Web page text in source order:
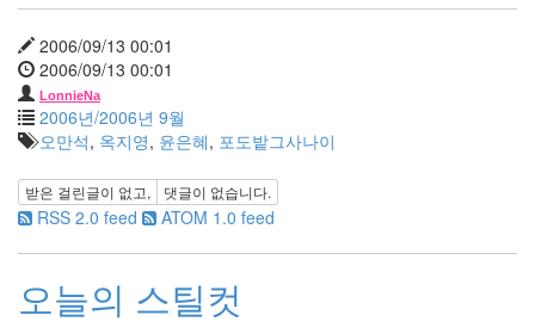
2006/09/13 00:01
2006/09/13 00:01
LonnieNa
2006년/2006년 9월
오만석, 옥지영, 윤은혜, 포도밭그사나이
받은 걸린글이 없고, 댓글이 없습니다.
RSS 2.0 feed ATOM 1.0 feed
오늘의 스틸컷
2009
년
7
월
1
2009
년
8
월
3
2009
9